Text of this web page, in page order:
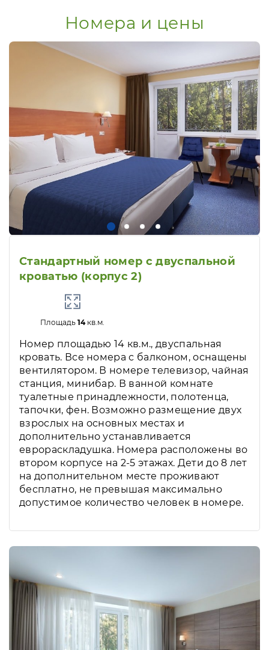
Номера и цены
Стандартный номер с двуспальной
кроватью (корпус 2)
Площадь14кв.м.
Номер площадью 14 кв.м., двуспальная
кровать. Все номера с балконом, оснащены
вентилятором. В номере телевизор, чайная
станция, минибар. В ванной комнате
туалетные принадлежности, полотенца,
тапочки, фен. Возможно размещение двух
взрослых на основных местах и
дополнительно устанавливается
еврораскладушка. Номера расположены во
втором корпусе на 2-5 этажах. Дети до 8 лет
на дополнительном месте проживают
бесплатно, не превышая максимально
допустимое количество человек в номере.